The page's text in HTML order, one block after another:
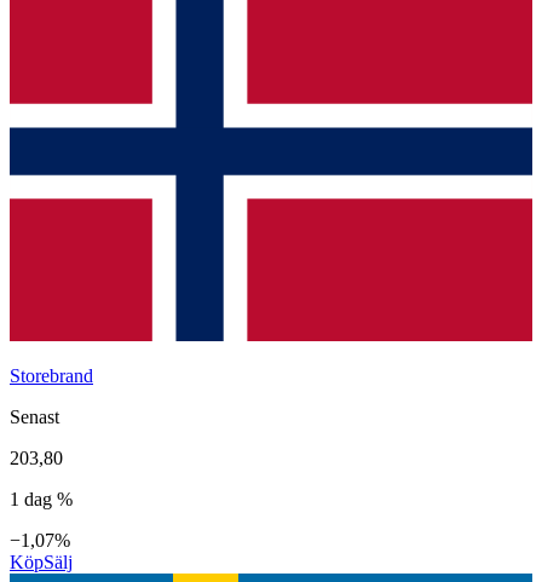
Storebrand
Senast
203,80
1 dag %
−1,07%
KöpSälj